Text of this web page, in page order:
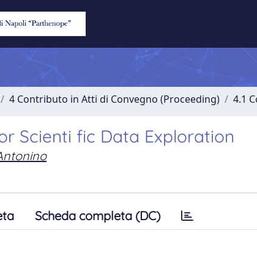
4 Contributo in Atti di Convegno (Proceeding) 4.1
Scienti fic Data Exploration
Scheda completa (DC)